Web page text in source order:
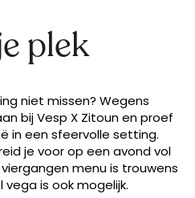
plek
niet missen? Wegens
bij Vesp X Zitoun en proef
in een sfeervolle setting.
je voor op een avond vol
menu is trouwens
is ook mogelijk.